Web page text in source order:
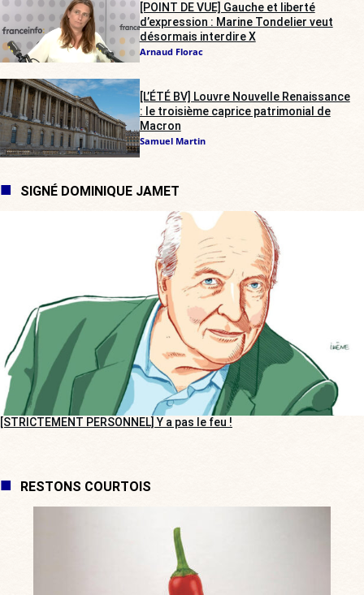
[POINT DE VUE] Gauche et liberté
d’expression : Marine Tondelier veut
désormais interdire X
Arnaud Florac
[L’ÉTÉ BV] Louvre Nouvelle Renaissance
: le troisième caprice patrimonial de
Macron
Samuel Martin
SIGNÉ DOMINIQUE JAMET
[STRICTEMENT PERSONNEL] Y a pas le feu !
RESTONS COURTOIS